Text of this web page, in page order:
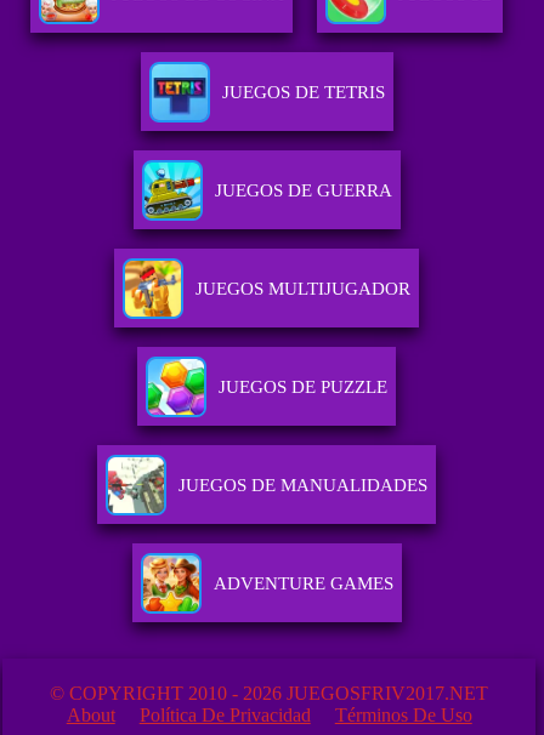
JUEGOS DE TETRIS
JUEGOS DE GUERRA
JUEGOS MULTIJUGADOR
JUEGOS DE PUZZLE
JUEGOS DE MANUALIDADES
ADVENTURE GAMES
© COPYRIGHT 2010 - 2026 JUEGOSFRIV2017.NET
About
Política De Privacidad Términos De Uso